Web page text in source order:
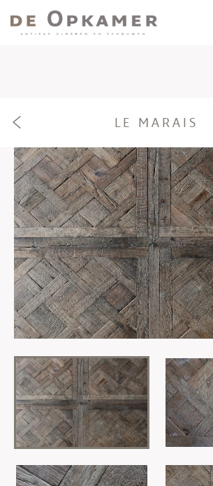
e LE MARAIS